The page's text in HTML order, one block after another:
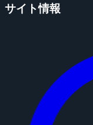
サイト情報